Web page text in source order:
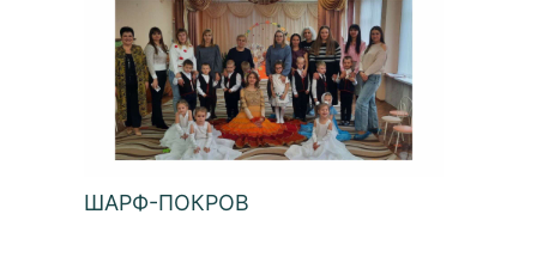
ШАРФ-ПОКРОВ